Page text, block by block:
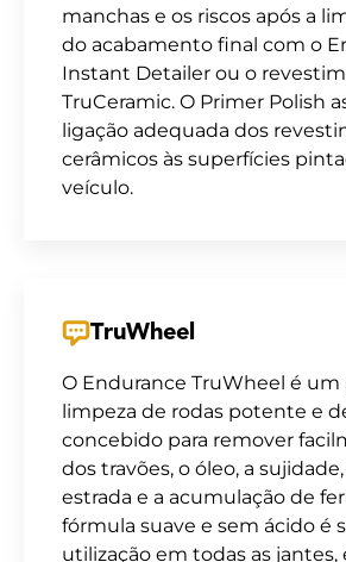
manchas e os riscos após a
do acabamento final com o
Instant Detailer ou o
TruCeramic. O Primer Polish
ligação adequada dos
cerâmicos às superfícies
veículo.
TruWheel
O Endurance TruWheel é
limpeza de rodas potente e
concebido para remover
dos travões, o óleo, a
estrada e a acumulação de
fórmula suave e sem ácido é
utilização em todas as